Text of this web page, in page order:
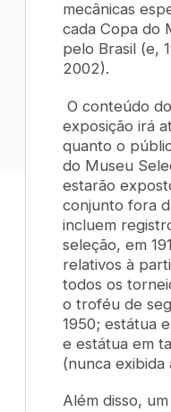
mecânicas
cada Copa do
pelo Brasil (e,
2002).
O conteúdo
exposição irá
quanto o
do Museu
estarão
conjunto fora
incluem
seleção, em
relativos à
todos os
o troféu de
1950; estátua
e estátua em
(nunca exibida
Além disso,